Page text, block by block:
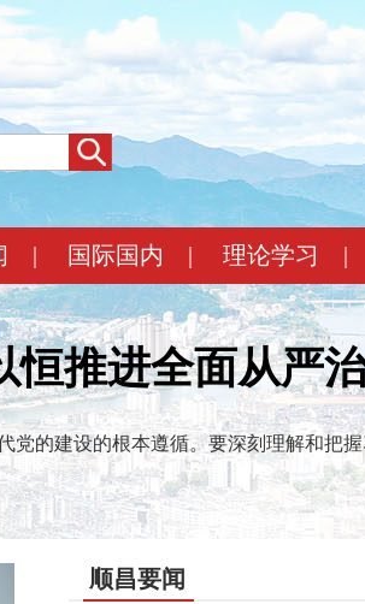
| 国际国内 | 理论学习 |
恒推进全面从严
的建设的根本遵循。要深刻理解和把
顺昌要闻